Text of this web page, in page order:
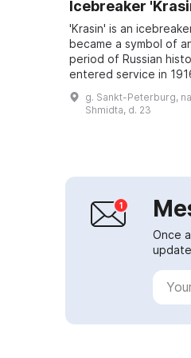
Icebreaker
'Krasin' is an
became a symbol of
period of Russian
entered service in
name 'Svyatogor', and
revolution was
g. Sankt-Peterburg,
Shmidta, d. 23
Once